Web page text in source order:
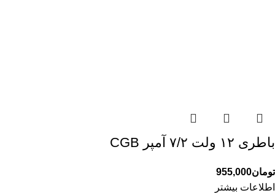
باطری ۱۲ ولت ۷/۲ آمپر CGB
تومان955,000
اطلاعات بیشتر